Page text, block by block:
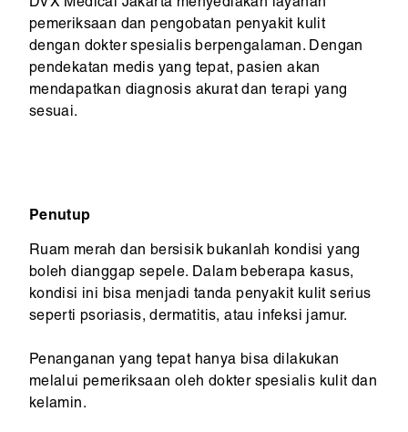
DVX Medical Jakarta menyediakan layanan
pemeriksaan dan pengobatan penyakit kulit
dengan dokter spesialis berpengalaman. Dengan
pendekatan medis yang tepat, pasien akan
mendapatkan diagnosis akurat dan terapi yang
sesuai.
Penutup
Ruam merah dan bersisik bukanlah kondisi yang
boleh dianggap sepele. Dalam beberapa kasus,
kondisi ini bisa menjadi tanda penyakit kulit serius
seperti psoriasis, dermatitis, atau infeksi jamur.
Penanganan yang tepat hanya bisa dilakukan
melalui pemeriksaan oleh dokter spesialis kulit dan
kelamin.